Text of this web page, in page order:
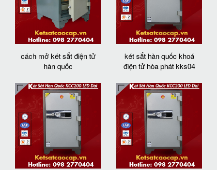
cách mở két sắt điện tử
hàn quốc
két sắt hàn quốc khoá
điện tử hòa phát kks04